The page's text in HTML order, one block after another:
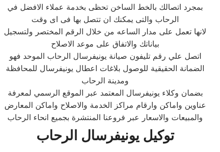
بمجرد اتصالك بالخط الساخن تحظى بخدمة عملاء الافضل في
الرحاب والتى يمكنك ان تتصل بها فى اى وقت
لانها تعمل على مدار الساعه من خلال الرقم المختصر ولتسجيل
بياناتك والاتفاق على موعد الاصلاح
اتصل علي رقم تليفون صيانة يونيفرسال الرحاب الموحد فهو
الضمانة الحقيقية للوصول بلاغات اعطال يونيفرسال للمحافظة
ومدينة الرحاب
بضمان وكلاء يونيفرسال المعتمد عبر الموقع الرسمي لمعرفة
عناوين واماكن وارقام مراكز الخدمة والاصلاح واماكن المعارض
والمبيعات والاسعار عبر فروعنا المنتشرة بجميع انحاء الرحاب
توكيل يونيفرسال الرحاب